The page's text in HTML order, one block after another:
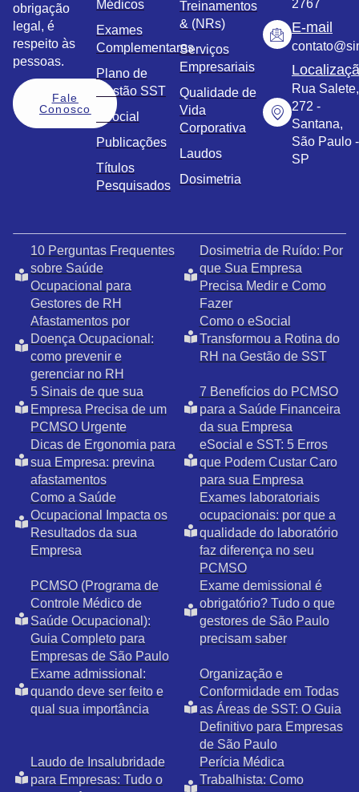
obrigação
legal, é
respeito às
pessoas.
Fale
Conosco
Médicos
Exames
Complementares
Plano de
Gestão SST
eSocial
Publicações
Títulos
Pesquisados
Treinamentos
& (NRs)
Serviços
Empresariais
Qualidade de
Vida
Corporativa
Laudos
Dosimetria
2767
E-mail
Rua Salete,
272 -
Santana,
São Paulo -
SP
10 Perguntas Frequentes
sobre Saúde
Ocupacional para
Gestores de RH
Dosimetria de Ruído: Por
que Sua Empresa
Precisa Medir e Como
Fazer
Afastamentos por
Doença Ocupacional:
como prevenir e
gerenciar no RH
Como o eSocial
Transformou a Rotina do
RH na Gestão de SST
5 Sinais de que sua
Empresa Precisa de um
PCMSO Urgente
7 Benefícios do PCMSO
para a Saúde Financeira
da sua Empresa
Dicas de Ergonomia para
sua Empresa: previna
afastamentos
eSocial e SST: 5 Erros
que Podem Custar Caro
para sua Empresa
Como a Saúde
Ocupacional Impacta os
Resultados da sua
Empresa
Exames laboratoriais
ocupacionais: por que a
qualidade do laboratório
faz diferença no seu
PCMSO
PCMSO (Programa de
Controle Médico de
Saúde Ocupacional):
Guia Completo para
Empresas de São Paulo
Exame demissional é
obrigatório? Tudo o que
gestores de São Paulo
precisam saber
Exame admissional:
quando deve ser feito e
qual sua importância
Organização e
Conformidade em Todas
as Áreas de SST: O Guia
Definitivo para Empresas
de São Paulo
Laudo de Insalubridade
para Empresas: Tudo o
Perícia Médica
Trabalhista: Como